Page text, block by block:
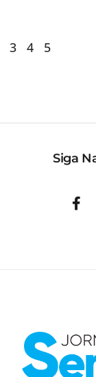
3 4 5
Siga